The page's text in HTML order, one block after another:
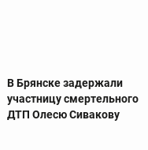
В Брянске задержали
участницу смертельного
ДТП Олесю Сивакову